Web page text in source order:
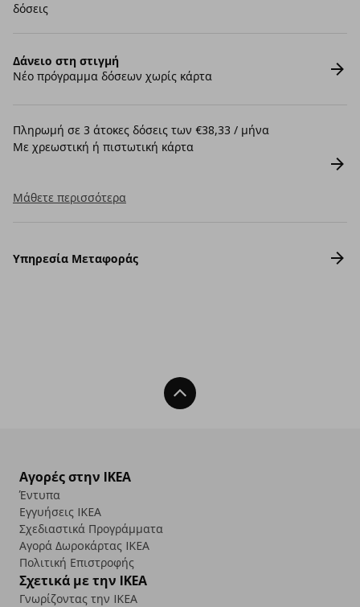
δόσεις
Δάνειο στη στιγμή
Νέο πρόγραμμα δόσεων χωρίς κάρτα
Πληρωμή σε 3 άτοκες δόσεις των €38,33 / μήνα
Με χρεωστική ή πιστωτική κάρτα
Μάθετε περισσότερα
Υπηρεσία Μεταφοράς
Back To Top
Αγορές στην IKEA
Έντυπα
Εγγυήσεις IKEA
Σχεδιαστικά Προγράμματα
Αγορά Δωρoκάρτας IKEA
Πολιτική Επιστροφής
Σχετικά με την IKEA
Γνωρίζοντας την IKEA